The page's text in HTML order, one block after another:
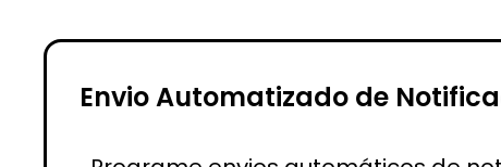
Envio Automatizado de